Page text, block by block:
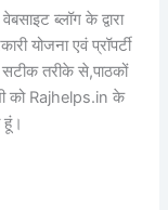
ब्लॉग के द्वारा
योजना एवं प्रॉपर्टी
तरीके से,पाठकों
को Rajhelps.in के
हूं।